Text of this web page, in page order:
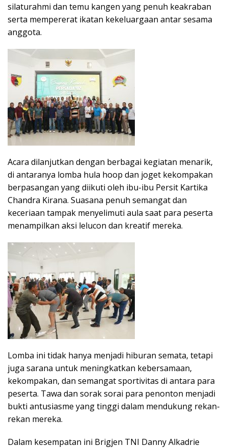
silaturahmi dan temu kangen yang penuh keakraban
serta mempererat ikatan kekeluargaan antar sesama
anggota.
Acara dilanjutkan dengan berbagai kegiatan menarik,
di antaranya lomba hula hoop dan joget kekompakan
berpasangan yang diikuti oleh ibu-ibu Persit Kartika
Chandra Kirana. Suasana penuh semangat dan
keceriaan tampak menyelimuti aula saat para peserta
menampilkan aksi lelucon dan kreatif mereka.
Lomba ini tidak hanya menjadi hiburan semata, tetapi
juga sarana untuk meningkatkan kebersamaan,
kekompakan, dan semangat sportivitas di antara para
peserta. Tawa dan sorak sorai para penonton menjadi
bukti antusiasme yang tinggi dalam mendukung rekan-
rekan mereka.
Dalam kesempatan ini Brigjen TNI Danny Alkadrie